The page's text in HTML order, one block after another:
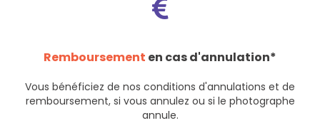
Remboursement en cas d'annulation*
Vous bénéficiez de nos conditions d'annulations et de
remboursement, si vous annulez ou si le photographe
annule.